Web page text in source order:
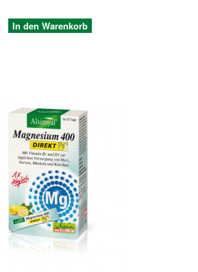
In den Warenkorb